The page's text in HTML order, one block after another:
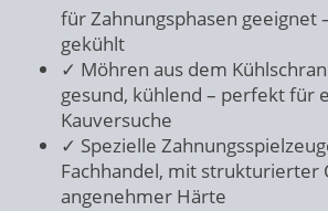
für Zahnungsphasen geeignet
gekühlt
✓ Möhren aus dem
gesund, kühlend – perfekt für
Kauversuche
✓ Spezielle
Fachhandel, mit strukturierter
angenehmer Härte